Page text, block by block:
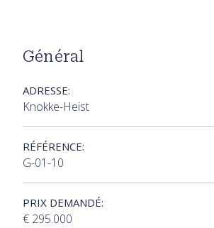
Général
ADRESSE:
Knokke-Heist
RÉFÉRENCE:
G-01-10
PRIX DEMANDÉ:
€ 295.000